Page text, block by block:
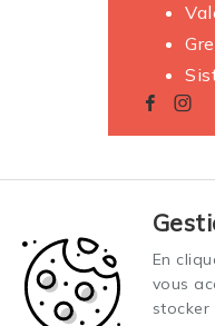
En
vous
La
Conditions
Conditions